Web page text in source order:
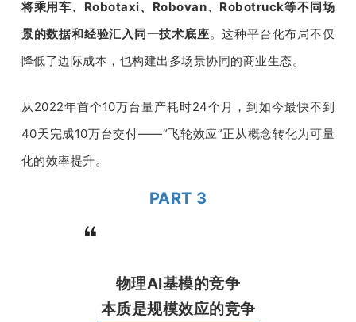
将乘用车、Robotaxi、Robovan、Robotruck等不同场
景的数据和经验汇入同一技术底座。这种平台化布局不仅
降低了边际成本，也构建出多场景协同的商业生态。
从2022年首个10万台量产耗时24个月，到如今最快不到
40天完成10万台交付——“飞轮效应”正从概念转化为可量
化的效率提升。
PART 3
物理AI基模的竞争
本质是规模效应的竞争